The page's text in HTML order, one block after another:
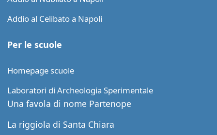
Addio al Celibato a Napoli
Per le scuole
Homepage scuole
Laboratori di Archeologia Sperimentale
Una favola di nome Partenope
La riggiola di Santa Chiara